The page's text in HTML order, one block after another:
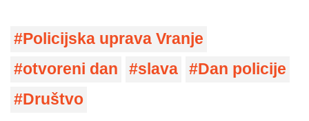
Policijska uprava Vranje
otvoreni dan
slava
Dan policije
Društvo